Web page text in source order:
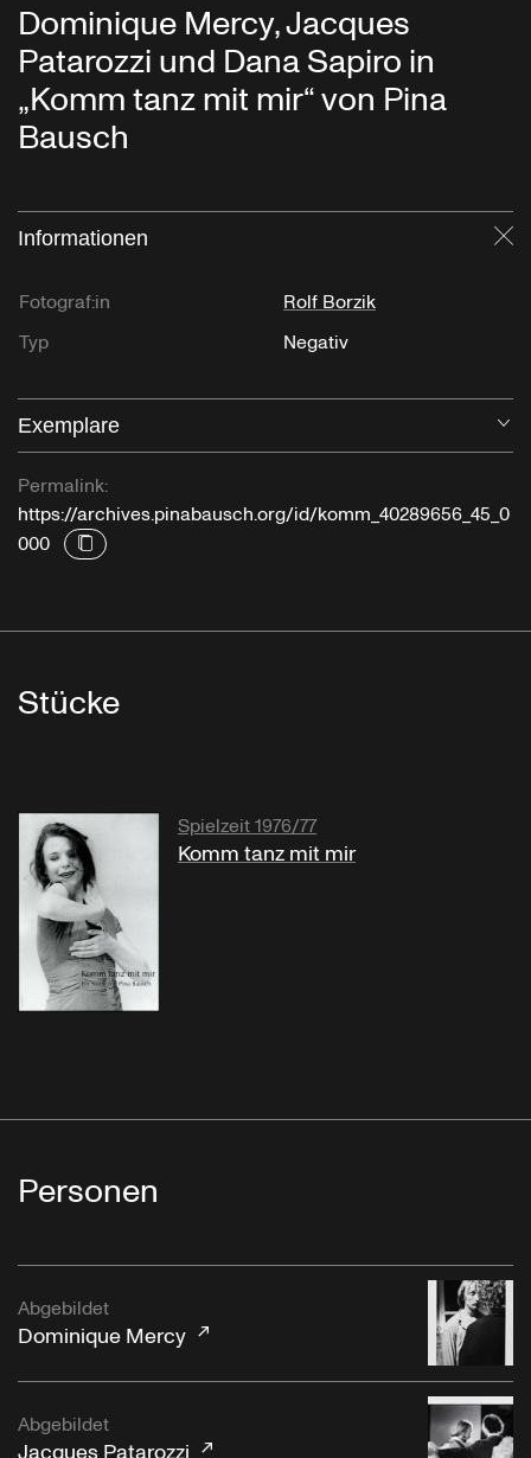
Dominique Mercy, Jacques
Patarozzi und Dana Sapiro in
„Komm tanz mit mir“ von Pina
Bausch
Informationen
Fotograf:in
Rolf Borzik
Typ
Negativ
Exemplare
Permalink:
https://archives.pinabausch.org/id/komm_40289656_45_0
000
Stücke
Spielzeit 1976/77
Komm tanz mit mir
Personen
Abgebildet
Dominique Mercy
Abgebildet